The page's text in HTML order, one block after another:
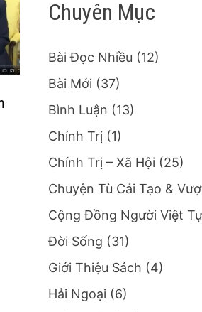
Chuyên Mục
Bài Đọc Nhiều (12)
Bài Mới (37)
Bình Luận (13)
Chính Trị (1)
Chính Trị – Xã Hội (25)
Chuyện Tù Cải Tạo &
Cộng Đồng Người Việt
Đời Sống (31)
Giới Thiệu Sách (4)
Hải Ngoại (6)